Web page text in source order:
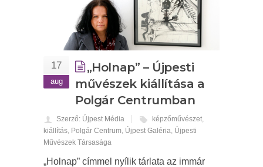
17
aug
„Holnap” – Újpesti
művészek kiállítása a
Polgár Centrumban
Szerző: Újpest Média képzőművészet,
kiállítás, Polgár Centrum, Újpest Galéria, Újpesti
Művészek Társasága
„Holnap” címmel nyílik tárlata az immár